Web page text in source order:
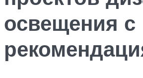
освещения с